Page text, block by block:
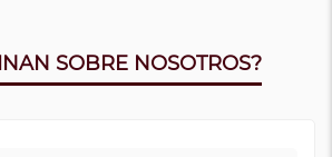
SOBRE NOSOTROS?